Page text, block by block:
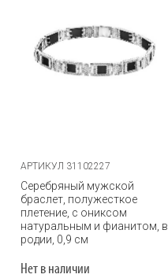
АРТИКУЛ 31102227
Серебряный мужской
браслет, полужесткое
плетение, с ониксом
натуральным и фианитом, в
родии, 0,9 см
Нет в наличии